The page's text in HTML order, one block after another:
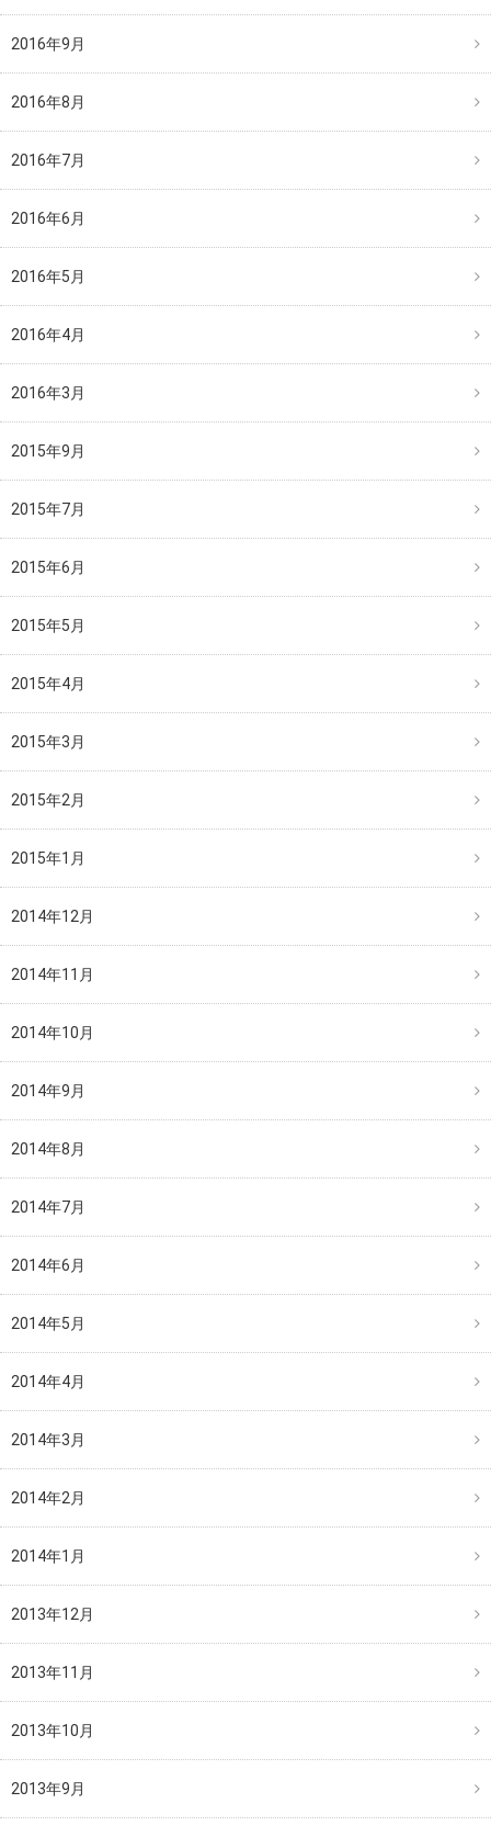
2016年9月
2016年8月
2016年7月
2016年6月
2016年5月
2016年4月
2016年3月
2015年9月
2015年7月
2015年6月
2015年5月
2015年4月
2015年3月
2015年2月
2015年1月
2014年12月
2014年11月
2014年10月
2014年9月
2014年8月
2014年7月
2014年6月
2014年5月
2014年4月
2014年3月
2014年2月
2014年1月
2013年12月
2013年11月
2013年10月
2013年9月